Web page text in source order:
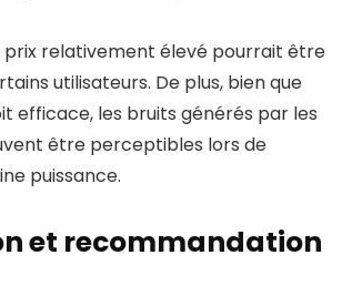
prix relativement élevé pourrait être
utilisateurs. De plus, bien que
efficace, les bruits générés par les
être perceptibles lors de
puissance.
et recommandation